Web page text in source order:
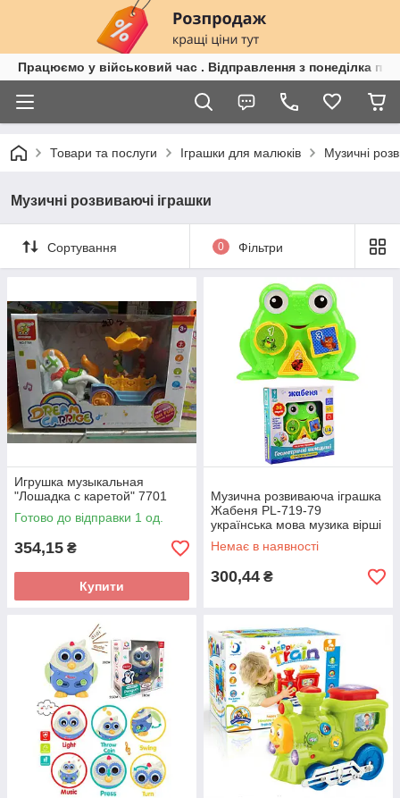
Працюємо у військовий час . Відправлення з понеділка по
Товари та послуги Іграшки для малюків Музичні
Музичні розвиваючі іграшки
Сортування 0 Фільтри
Игрушка музыкальная
"Лошадка с каретой" 7701
Готово до відправки 1 од.
354,15 ₴
Купити
Музична розвиваюча іграшка
Жабеня PL-719-79
українська мова музика вірші
фрази в коробці 20*20,2*4,4
см
Немає в наявності
300,44 ₴